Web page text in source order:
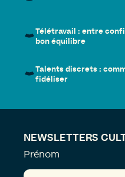
Télétravail : entre
bon équilibre
Talents discrets :
fidéliser
NEWSLETTERS
Prénom